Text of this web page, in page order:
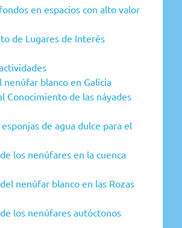
en espacios con alto valor
de Lugares de Interés
nenúfar blanco en Galicia
Conocimiento de las náyades
de agua dulce para el
los nenúfares en la cuenca
nenúfar blanco en las Rozas
los nenúfares autóctonos